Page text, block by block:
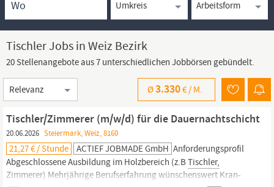
Tischler Jobs in Weiz Bezirk
20 Stellenangebote aus 7 unterschiedlichen Jobbörsen gebündelt.
Sortierung
Ø3.330€ / M.
Tischler/Zimmerer (m/w/d) für die Dauernachtschicht
20.06.2026 Steiermark, Weiz, 8160
21,27 € / Stunde ACTIEF JOBMADE GmbH Anforderungsprofil
Abgeschlossene Ausbildung im Holzbereich (z.BTischler,
Zimmerer) Mehrjährige Berufserfahrung wünschenswert Kran-